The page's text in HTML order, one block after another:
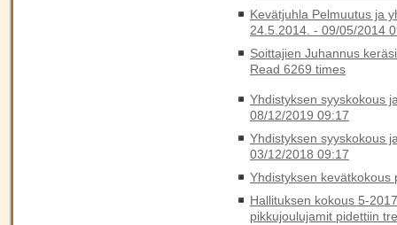
Kevätjuhla Pelmuutus ja
24.5.2014. - 09/05/2014
Soittajien Juhannus
Read 6269 times
Yhdistyksen syyskokous
08/12/2019 09:17
Yhdistyksen syyskokous
03/12/2018 09:17
Yhdistyksen
Hallituksen kokous 5-
pikkujoulujamit pidettiin